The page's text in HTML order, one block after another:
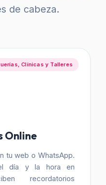
de cabeza.
Clínicas y Talleres
Online
tu web o WhatsApp.
día y la hora en
recordatorios